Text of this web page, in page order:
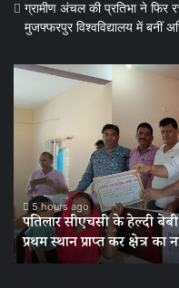
ग्रामीण अंचल की प्रतिभा ने फिर
मुजफ्फरपुर विश्वविद्यालय में बनीं
पतिलार
के
प्रियंका
देवी
लाल
5 hours ago
पतिलार सीएचसी के हेल्दी
प्रथम स्थान प्राप्त कर क्षेत्र का